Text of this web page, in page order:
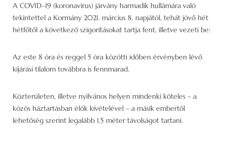
A COVID–19 (koronavírus) járvány harmadik hullámára való
tekintettel a Kormány 2021. március 8. napjától, tehát jövő hét
hétfőtől a következő szigorításokat tartja fent, illetve vezeti be:
Az este 8 óra és reggel 5 óra közötti időben érvényben lévő
kijárási tilalom továbbra is fennmarad.
Közterületen, illetve nyilvános helyen mindenki köteles – a
közös háztartásban élők kivételével – a másik embertől
lehetőség szerint legalább 1,5 méter távolságot tartani.